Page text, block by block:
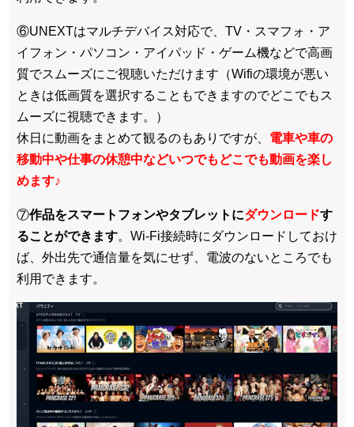
⑥UNEXTはマルチデバイス対応で、TV・スマフォ・ア
イフォン・パソコン・アイパッド・ゲーム機などで高画
質でスムーズにご視聴いただけます（Wifiの環境が悪い
ときは低画質を選択することもできますのでどこでもス
ムーズに視聴できます。）
休日に動画をまとめて観るのもありですが、 電車や車の
移動中や仕事の休憩中などいつでもどこでも動画を楽し
めます♪
⑦作品をスマートフォンやタブレットにダウンロードす
ることができます。Wi-Fi接続時にダウンロードしておけ
ば、外出先で通信量を気にせず、電波のないところでも
利用できます。